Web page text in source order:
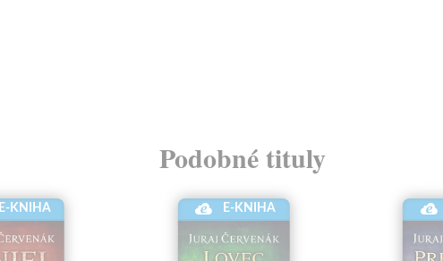
Podobné tituly
E-KNIHA E-KNIHA